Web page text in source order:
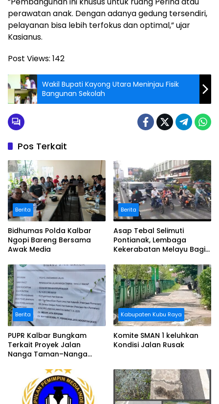
perawatan anak. Dengan adanya gedung tersendiri,
pelayanan bisa lebih terfokus dan optimal,” ujar
Kasianus.
Post Views: 142
Wakil Bupati Kayong Utara Meninjau Fisik
Bangunan Sekolah
Pos Terkait
Berita
Bidhumas Polda Kalbar
Ngopi Bareng Bersama
Awak Media
Berita
Asap Tebal Selimuti
Pontianak, Lembaga
Kekerabatan Melayu Bagi
Berita
PUPR Kalbar Bungkam
Terkait Proyek Jalan
Nanga Taman–Nanga
Bermasalah
Kabupaten Kubu Raya
Komite SMAN 1 keluhkan
Kondisi Jalan Rusak